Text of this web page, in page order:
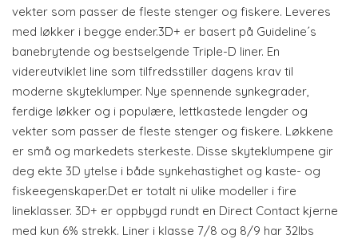
vekter som passer de fleste stenger og fiskere. Leveres
med løkker i begge ender.3D+ er basert på Guideline´s
banebrytende og bestselgende Triple-D liner. En
videreutviklet line som tilfredsstiller dagens krav til
moderne skyteklumper. Nye spennende synkegrader,
ferdige løkker og i populære, lettkastede lengder og
vekter som passer de fleste stenger og fiskere. Løkkene
er små og markedets sterkeste. Disse skyteklumpene gir
deg ekte 3D ytelse i både synkehastighet og kaste- og
fiskeegenskaper.Det er totalt ni ulike modeller i fire
lineklasser. 3D+ er oppbygd rundt en Direct Contact kjerne
med kun 6% strekk. Liner i klasse 7/8 og 8/9 har 32lbs